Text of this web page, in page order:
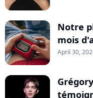
Notre
mois
April 30,